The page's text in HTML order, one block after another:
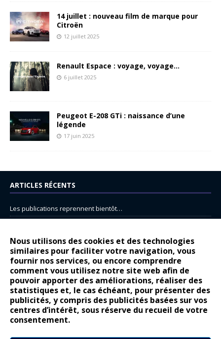
Nous utilisons des cookies et des technologies
similaires pour faciliter votre navigation, vous
fournir nos services, ou encore comprendre
comment vous utilisez notre site web afin de
pouvoir apporter des améliorations, réaliser des
statistiques et, le cas échéant, pour présenter des
publicités, y compris des publicités basées sur vos
centres d’intérêt, sous réserve du recueil de votre
consentement.
14 juillet : nouveau film de marque pour
Citroën
12 juillet 2025
Renault Espace : voyage, voyage…
6 juillet 2025
Peugeot E-208 GTi : naissance d’une
légende
17 juin 2025
ARTICLES RÉCENTS
Les publications reprennent bientôt…
14 juillet : nouveau film de marque pour Citroën
Renault Espace : voyage, voyage…
Peugeot E-208 GTi : naissance d’une légende
COMMENTAIRES RÉCENTS
Bernard DardartdansDacia Sandero : pour les gens vrais